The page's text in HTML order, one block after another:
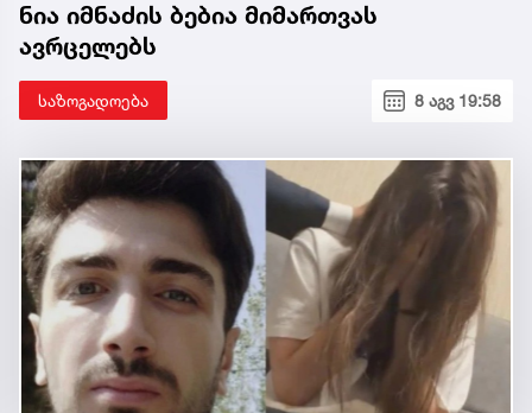
ნია იმნაძის ბებია მიმართვას
ავრცელებს
საზოგადოება 8 აგვ 19:58